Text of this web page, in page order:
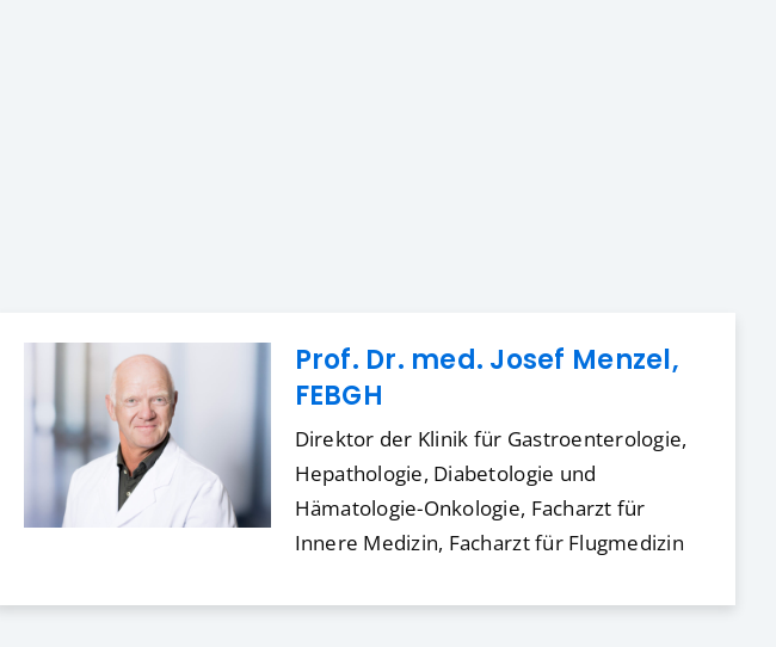
Prof. Dr. med. Josef Menzel,
FEBGH
Direktor der Klinik für Gastroenterologie,
Hepathologie, Diabetologie und
Hämatologie-Onkologie, Facharzt für
Innere Medizin, Facharzt für Flugmedizin